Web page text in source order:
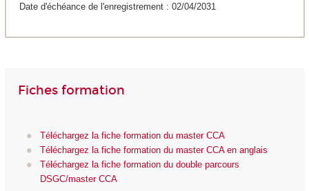
Date d'échéance de l'enregistrement : 02/04/2031
Fiches formation
Téléchargez la fiche formation du master CCA
Téléchargez la fiche formation du master CCA en anglais
Téléchargez la fiche formation du double parcours
DSGC/master CCA